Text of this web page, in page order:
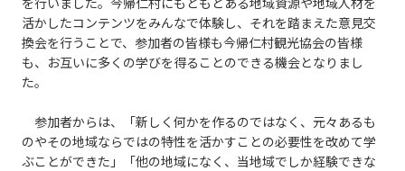
活かしたコンテンツをみんなで体験し、それを踏まえた意見交
換会を行うことで、参加者の皆様も今帰仁村観光協会の皆様
も、お互いに多くの学びを得ることのできる機会となりまし
た。
参加者からは、「新しく何かを作るのではなく、元々あるも
のやその地域ならではの特性を活かすことの必要性を改めて学
ぶことができた」「他の地域になく、当地域でしか経験できな